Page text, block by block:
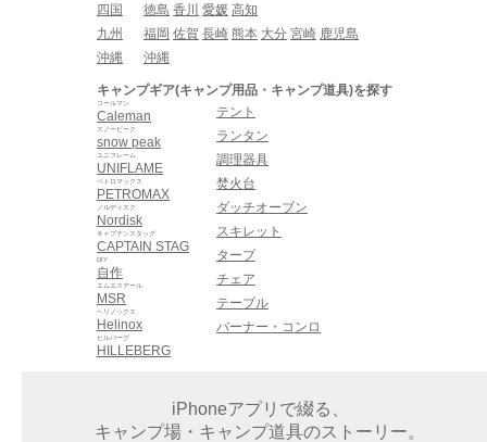
四国
徳島 香川 愛媛 高知
九州
福岡 佐賀 長崎 熊本 大分 宮崎 鹿児島
沖縄
沖縄
キャンプギア(キャンプ用品・キャンプ道具)を探す
Caleman
コールマン
snow peak
スノーピーク
UNIFLAME
ユニフレーム
PETROMAX
ペトロマックス
Nordisk
ノルディスク
CAPTAIN STAG
キャプテンスタッグ
自作
DIY
MSR
エムエスアール
Helinox
ヘリノックス
HILLEBERG
ヒルバーグ
テント
ランタン
調理器具
焚火台
ダッチオーブン
スキレット
タープ
チェア
テーブル
バーナー・コンロ
iPhoneアプリで綴る、
キャンプ場・キャンプ道具のストーリー。